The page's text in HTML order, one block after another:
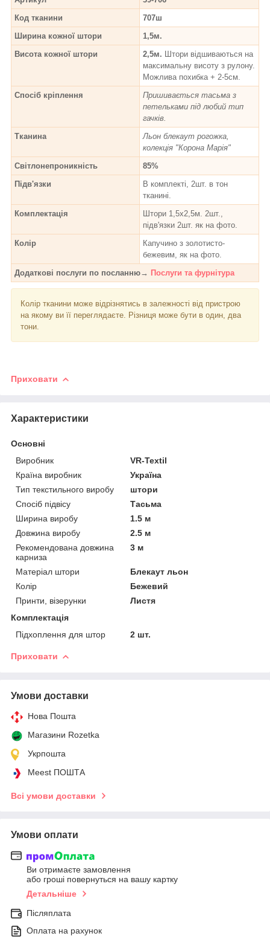
Код тканини
707ш
Ширина кожної штори
1,5м.
Висота кожної штори
2,5м. Штори відшиваються на
максимальну висоту з рулону.
Можлива похибка + 2-5см.
Спосіб кріплення
Пришивається тасьма з
петельками під любий тип
гачків.
Тканина
Льон блекаут рогожка,
колекція "Корона Марія"
Світлонепроникність
85%
Підв'язки
В комплекті, 2шт. в тон
тканині.
Комплектація
Штори 1,5х2,5м. 2шт.,
підв'язки 2шт. як на фото.
Колір
Капучино з золотисто-
бежевим, як на фото.
Додаткові послуги по посланню→ Послуги та фурнітура
Колір тканини може відрізнятись в залежності від пристрою
на якому ви її переглядаєте. Різниця може бути в один, два
тони.
Приховати
Характеристики
Основні
Виробник
VR-Textil
Країна виробник
Україна
Тип текстильного виробу
штори
Спосіб підвісу
Тасьма
Ширина виробу
1.5 м
Довжина виробу
2.5 м
Рекомендована довжина
карниза
3 м
Матеріал штори
Блекаут льон
Колір
Бежевий
Принти, візерунки
Листя
Комплектація
Підхоплення для штор
2 шт.
Приховати
Умови доставки
Нова Пошта
Магазини Rozetka
Укрпошта
Meest ПОШТА
Всі умови доставки
Умови оплати
Ви отримаєте замовлення
або гроші повернуться на вашу картку
Детальніше
Післяплата
Оплата на рахунок